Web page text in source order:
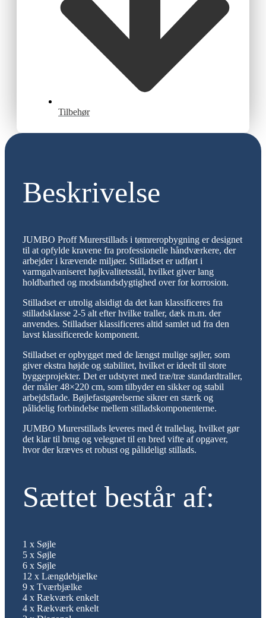
Tilbehør
Beskrivelse
JUMBO Proff Murerstillads i tømreropbygning er designet
til at opfylde kravene fra professionelle håndværkere, der
arbejder i krævende miljøer. Stilladset er udført i
varmgalvaniseret højkvalitetsstål, hvilket giver lang
holdbarhed og modstandsdygtighed over for korrosion.
Stilladset er utrolig alsidigt da det kan klassificeres fra
stilladsklasse 2-5 alt efter hvilke traller, dæk m.m. der
anvendes. Stilladser klassificeres altid samlet ud fra den
lavst klassificerede komponent.
Stilladset er opbygget med de længst mulige søjler, som
giver ekstra højde og stabilitet, hvilket er ideelt til store
byggeprojekter. Det er udstyret med træ/træ standardtraller,
der måler 48×220 cm, som tilbyder en sikker og stabil
arbejdsflade. Bøjlefastgørelserne sikrer en stærk og
pålidelig forbindelse mellem stilladskomponenterne.
JUMBO Murerstillads leveres med ét trallelag, hvilket gør
det klar til brug og velegnet til en bred vifte af opgaver,
hvor der kræves et robust og pålideligt stillads.
Sættet består af:
1 x Søjle
5 x Søjle
6 x Søjle
12 x Længdebjælke
9 x Tværbjælke
4 x Rækværk enkelt
4 x Rækværk enkelt